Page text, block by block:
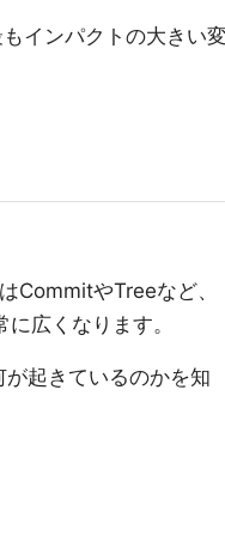
インパクトの大きい
CommitやTreeなど、
広くなります。
起きているのかを知